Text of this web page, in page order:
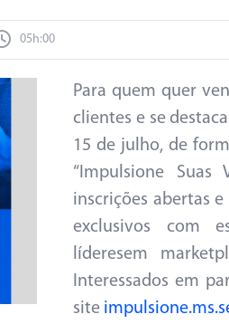
05h:00
Para quem quer
clientes e se
15 de julho, de
“Impulsione Suas
inscrições abertas
exclusivos com
líderesem
Interessados em
site